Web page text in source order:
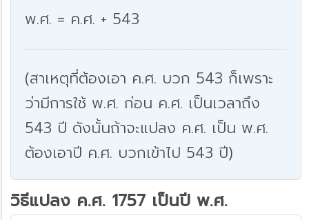
พ.ศ. = ค.ศ. + 543
(สาเหตุที่ต้องเอา ค.ศ. บวก 543 ก็เพราะ
ว่ามีการใช้ พ.ศ. ก่อน ค.ศ. เป็นเวลาถึง
543 ปี ดังนั้นถ้าจะแปลง ค.ศ. เป็น พ.ศ.
ต้องเอาปี ค.ศ. บวกเข้าไป 543 ปี)
วิธีแปลง ค.ศ. 1757 เป็นปี พ.ศ.